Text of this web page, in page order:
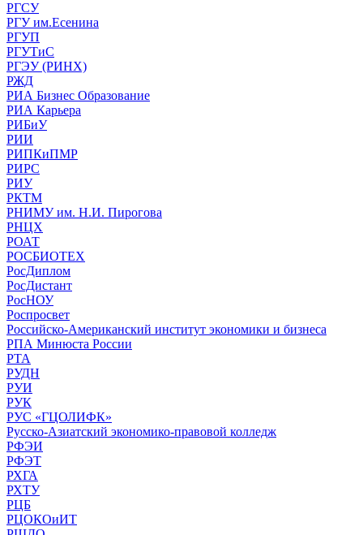
РГСУ
РГУ им.Есенина
РГУП
РГУТиС
РГЭУ (РИНХ)
РЖД
РИА Бизнес Образование
РИА Карьера
РИБиУ
РИИ
РИПКиПМР
РИРС
РИУ
РКТМ
РНИМУ им. Н.И. Пирогова
РНЦХ
РОАТ
РОСБИОТЕХ
РосДиплом
РосДистант
РосНОУ
Роспросвет
Российско-Американский институт экономики и бизнеса
РПА Минюста России
РТА
РУДН
РУИ
РУК
РУС «ГЦОЛИФК»
Русско-Азиатский экономико-правовой колледж
РФЭИ
РФЭТ
РХГА
РХТУ
РЦБ
РЦОКОиИТ